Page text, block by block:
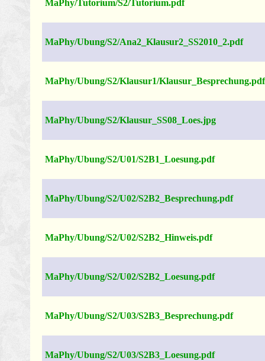
MaPhy/Tutorium/S2/Tutorium.pdf
MaPhy/Ubung/S2/Ana2_Klausur2_SS2010_2.pdf
MaPhy/Ubung/S2/Klausur1/Klausur_Besprechung.pdf
MaPhy/Ubung/S2/Klausur_SS08_Loes.jpg
MaPhy/Ubung/S2/U01/S2B1_Loesung.pdf
MaPhy/Ubung/S2/U02/S2B2_Besprechung.pdf
MaPhy/Ubung/S2/U02/S2B2_Hinweis.pdf
MaPhy/Ubung/S2/U02/S2B2_Loesung.pdf
MaPhy/Ubung/S2/U03/S2B3_Besprechung.pdf
MaPhy/Ubung/S2/U03/S2B3_Loesung.pdf